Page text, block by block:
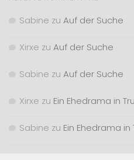
Sabine zu Auf der Suche
Xirxe zu Auf der Suche
Sabine zu Auf der Suche
Xirxe zu Ein Ehedrama in
Sabine zu Ein Ehedrama